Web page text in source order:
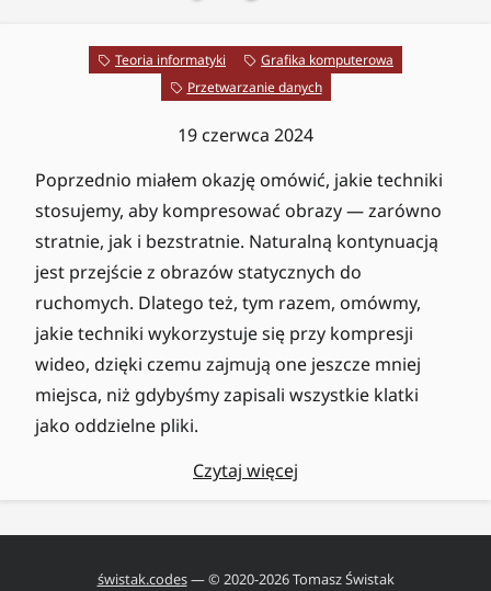
Teoria informatyki
Grafika komputerowa
Przetwarzanie danych
19 czerwca 2024
Poprzednio miałem okazję omówić, jakie techniki
stosujemy, aby kompresować obrazy — zarówno
stratnie, jak i bezstratnie. Naturalną kontynuacją
jest przejście z obrazów statycznych do
ruchomych. Dlatego też, tym razem, omówmy,
jakie techniki wykorzystuje się przy kompresji
wideo, dzięki czemu zajmują one jeszcze mniej
miejsca, niż gdybyśmy zapisali wszystkie klatki
jako oddzielne pliki.
Czytaj więcej
świstak.codes— © 2020-2026Tomasz Świstak